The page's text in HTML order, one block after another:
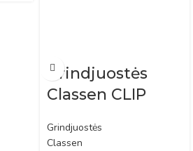
Grindjuostės
Classen CLIP
Grindjuostės
Classen